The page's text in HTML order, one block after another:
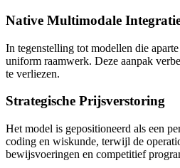
Native Multimodale
In tegenstelling tot modellen die
uniform raamwerk. Deze aanpak
te verliezen.
Strategische Prijsverstoring
Het model is gepositioneerd als een
coding en wiskunde, terwijl de
bewijsvoeringen en competitief